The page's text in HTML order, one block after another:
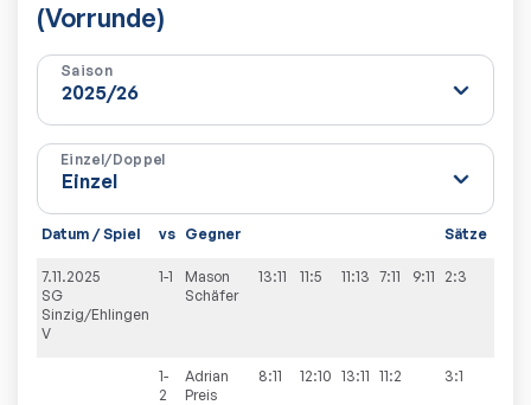
(Vorrunde)
Saison
Einzel/Doppel
Datum / Spiel vs Gegner Sätze
7.11.2025
SG
Sinzig/Ehlingen
V
1-1
Mason
Schäfer
13:11 11:5 11:13 7:11 9:11 2:3
1-
2
Adrian
Preis
8:11 12:10 13:11 11:2 3:1